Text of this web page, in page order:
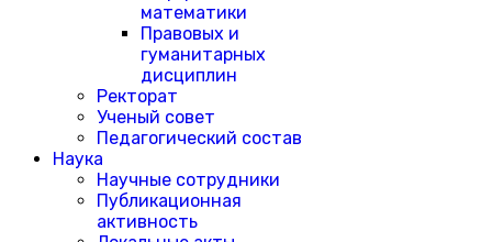
математики
Правовых и
гуманитарных
дисциплин
Ректорат
Ученый совет
Педагогический состав
Наука
Научные сотрудники
Публикационная
активность